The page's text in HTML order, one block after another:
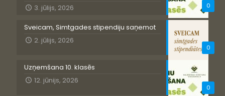
0
3. jūlijs, 2026
0
Sveicam, Simtgades stipendiju saņemot
2. jūlijs, 2026
0
Uzņemšana 10. klasēs
12. jūnijs, 2026